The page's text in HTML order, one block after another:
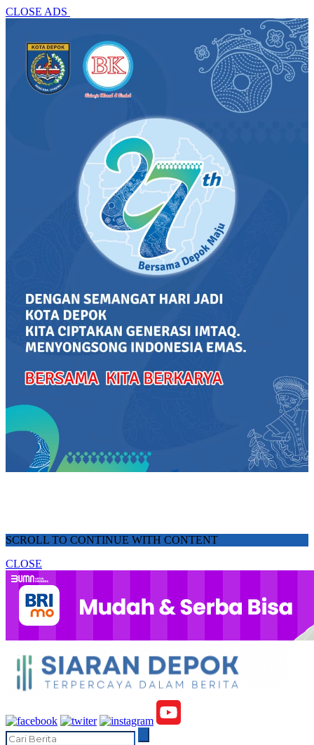
CLOSE ADS
SCROLL TO CONTINUE WITH CONTENT
CLOSE